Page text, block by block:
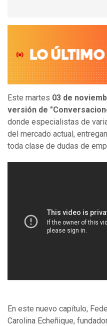
Este martes 03 de
versión de
donde especialistas de
del mercado actual,
toda clase de dudas de
En este nuevo capítulo,
Carolina Echeñique,